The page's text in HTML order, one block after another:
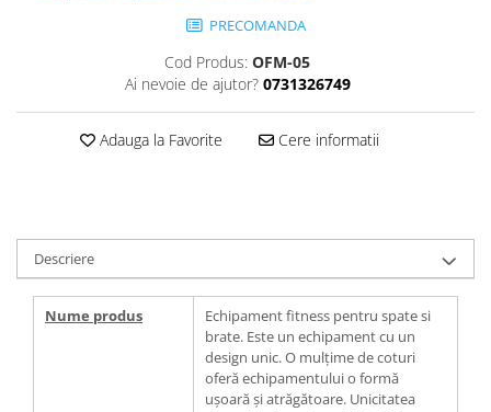
PRECOMANDA
Cod Produs: OFM-05
Ai nevoie de ajutor? 0731326749
Adauga la Favorite Cere informatii
Descriere
Nume produs
Echipament fitness pentru spate si
brate. Este un echipament cu un
design unic. O mulțime de coturi
oferă echipamentului o formă
ușoară și atrăgătoare. Unicitatea